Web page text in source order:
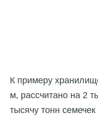
К примеру
м, рассчитано на 2
тысячу тонн